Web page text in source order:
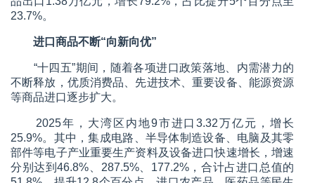
23.7%。
进口商品不断“向新向优”
“十四五”期间，随着各项进口政策落地、内需潜力的
不断释放，优质消费品、先进技术、重要设备、能源资源
等商品进口逐步扩大。
2025年，大湾区内地9市进口3.32万亿元，增长
25.9%。其中，集成电路、半导体制造设备、电脑及其零
部件等电子产业重要生产资料及设备进口快速增长，增速
分别达到46.8%、287.5%、177.2%，合计占进口总值的